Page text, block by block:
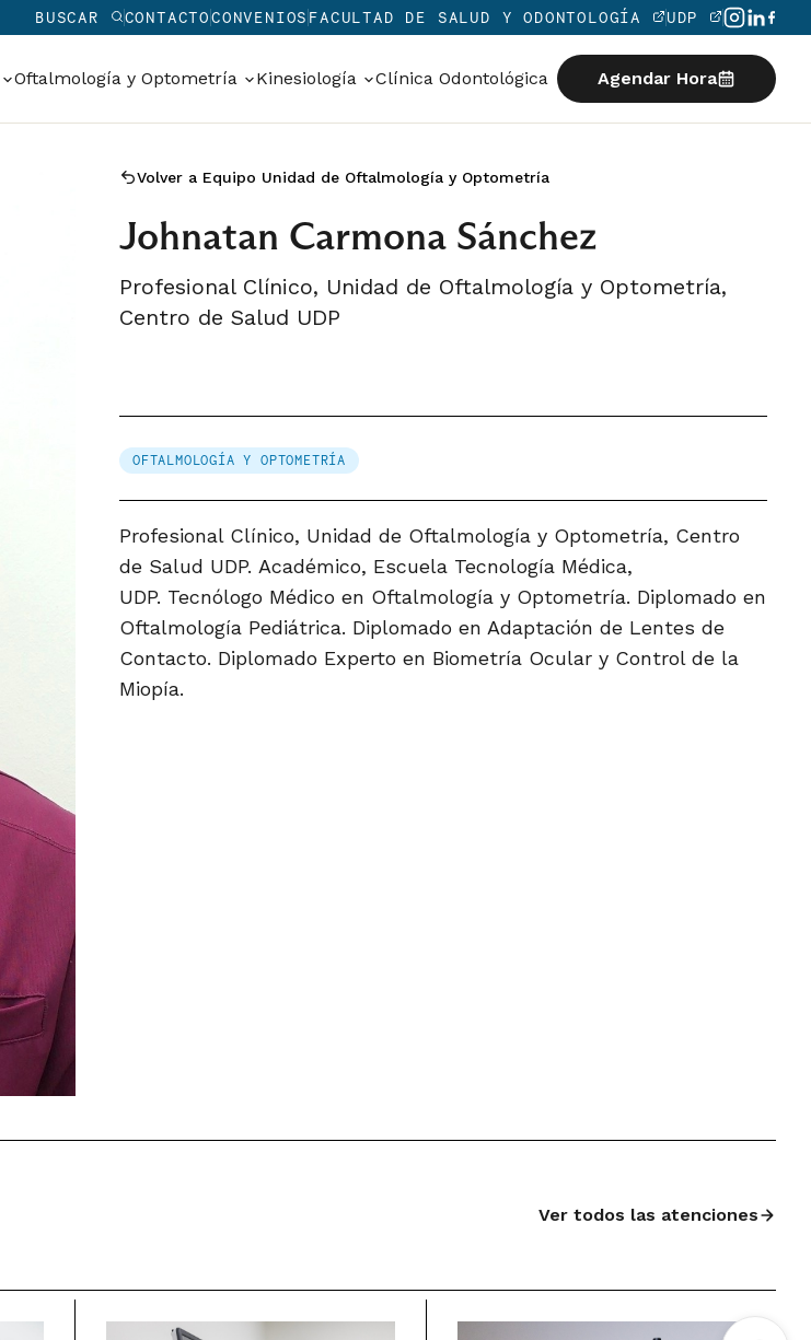
BUSCAR CONTACTOCONVENIOS FACULTAD DE SALUD Y ODONTOLOGÍA UDP
Oftalmología y Optometría Kinesiología Clínica Odontológica Agendar Hora
Volver a Equipo Unidad de Oftalmología y Optometría
Johnatan Carmona Sánchez
Profesional Clínico, Unidad de Oftalmología y Optometría,
Centro de Salud UDP
OFTALMOLOGÍA Y OPTOMETRÍA
Profesional Clínico, Unidad de Oftalmología y Optometría, Centro
de Salud UDP. Académico, Escuela Tecnología Médica,
UDP. Tecnólogo Médico en Oftalmología y Optometría. Diplomado en
Oftalmología Pediátrica. Diplomado en Adaptación de Lentes de
Contacto. Diplomado Experto en Biometría Ocular y Control de la
Miopía.
Ver todos las atenciones